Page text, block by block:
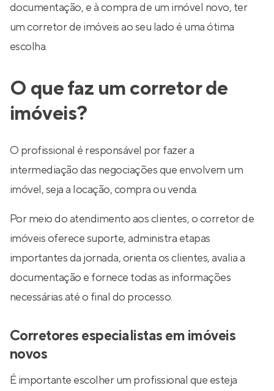
documentação, e à compra de um imóvel novo, ter
um corretor de imóveis ao seu lado é uma ótima
escolha.
O que faz um corretor de
imóveis?
O profissional é responsável por fazer a
intermediação das negociações que envolvem um
imóvel, seja a locação, compra ou venda.
Por meio do atendimento aos clientes, o corretor de
imóveis oferece suporte, administra etapas
importantes da jornada, orienta os clientes, avalia a
documentação e fornece todas as informações
necessárias até o final do processo.
Corretores especialistas em imóveis
novos
É importante escolher um profissional que esteja